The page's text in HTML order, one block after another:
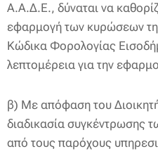
Α.Α.Δ.Ε., δύναται να
εφαρμογή των κυρώσεων
Κώδικα Φορολογίας
λεπτομέρεια για την
β) Με απόφαση του
διαδικασία συγκέντρωσης
από τους παρόχους